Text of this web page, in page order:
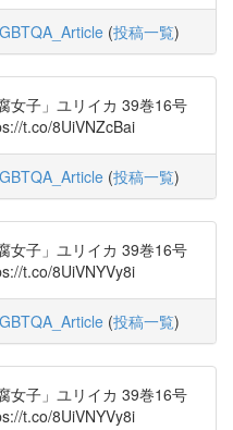
(投稿一覧)
女子」ユリイカ 39巻16号
t.co/8UiVNZcBai
(投稿一覧)
女子」ユリイカ 39巻16号
t.co/8UiVNYVy8i
(投稿一覧)
女子」ユリイカ 39巻16号
t.co/8UiVNYVy8i